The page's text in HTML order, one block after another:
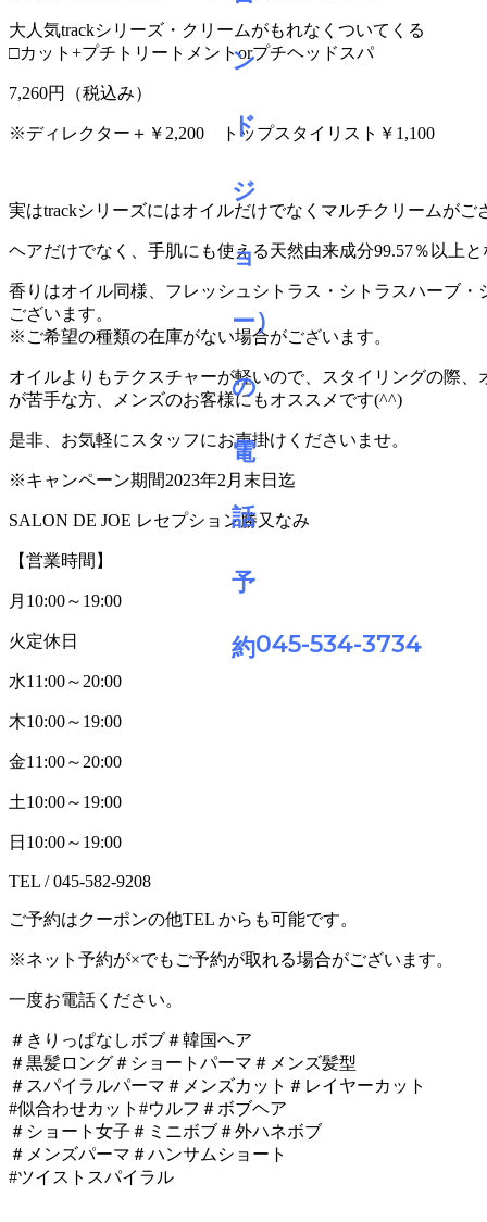
045-534-3734
大人気trackシリーズ・クリームがもれなくついてくる
□カット+プチトリートメントorプチヘッドスパ
7,260円（税込み）
※ディレクター＋￥2,200 トップスタイリスト￥1,100
実はtrackシリーズにはオイルだけでなくマルチクリームがご
ヘアだけでなく、手肌にも使える天然由来成分99.57％以上
香りはオイル同様、フレッシュシトラス・シトラスハーブ・
ございます。
※ご希望の種類の在庫がない場合がございます。
オイルよりもテクスチャーが軽いので、スタイリングの際、
が苦手な方、メンズのお客様にもオススメです(^^)
是非、お気軽にスタッフにお声掛けくださいませ。
※キャンペーン期間2023年2月末日迄
SALON DE JOE レセプション勝又なみ
【営業時間】
月 10:00～ 19:00
火定休日
水11:00～ 20:00
木10:00～ 19:00
金11:00～ 20:00
土10:00～ 19:00
日 10:00～ 19:00
TEL / 045-582-9208
ご予約はクーポンの他TEL からも可能です。
※ネット予約が×でもご予約が取れる場合がございます。
一度お電話ください。
＃きりっぱなしボブ＃韓国ヘア
＃黒髪ロング＃ショートパーマ＃メンズ髪型
＃スパイラルパーマ＃メンズカット＃レイヤーカット
#似合わせカット#ウルフ＃ボブヘア
＃ショート女子＃ミニボブ＃外ハネボブ
＃メンズパーマ＃ハンサムショート
#ツイストスパイラル